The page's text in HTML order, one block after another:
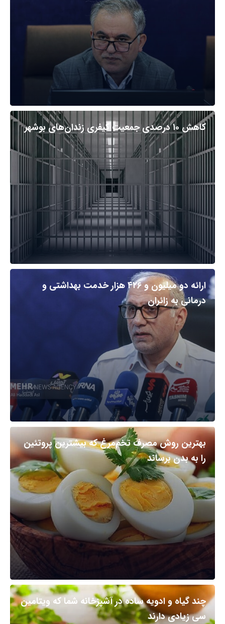
کاهش ۱۰ درصدی جمعیت کیفری زندان‌های بوشهر
ارائه دو میلیون و ۴۲۶ هزار خدمت بهداشتی و
درمانی به زائران
بهترین روش مصرف تخم‌مرغ که بیشترین پروتئین
را به بدن برساند
چند گیاه و ادویه ساده در آشپزخانه شما که ویتامین
سی زیادی دارند